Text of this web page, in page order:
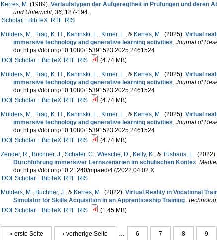
Kerres, M . (1989). Verlaufstypen der Aufgeregtheit in Prü­fungen und de­ren
und Unterricht, 36, 187-194.
Scholar |
BibTeX RTF RIS
Mulders, M., Träg, K. H., Kaninski, L., Kirner, L., & Kerres, M.. (2025). Virtual
immersive technology and generative learning activities. Journal of
doi:https://doi.org/10.1080/15391523.2025.2461524
DOI Scholar | BibTeX RTF RIS
(4.74 MB)
Mulders, M., Träg, K. H., Kaninski, L., Kirner, L., & Kerres, M.. (2025). Virtual
immersive technology and generative learning activities. Journal of
doi:https://doi.org/10.1080/15391523.2025.2461524
DOI Scholar | BibTeX RTF RIS
(4.74 MB)
Mulders, M., Träg, K. H., Kaninski, L., Kirner, L., & Kerres, M.. (2025). Virtual
immersive technology and generative learning activities. Journal of
doi:https://doi.org/10.1080/15391523.2025.2461524
DOI Scholar | BibTeX RTF RIS
(4.74 MB)
Zender, R., Buchner, J., Schäfer, C., Wiesche, D., Kelly, K., & Tüshaus, L.. (2022).
Durchführung immersiver Lernszenarien im schulischen Kontex.
doi:https://doi.org/10.21240/mpaed/47/2022.04.02.X
DOI Scholar | BibTeX RTF RIS
Mulders, M., Buchner, J., & Kerres, M.. (2022). Virtual Reality in Vocational
Simulator for Skills Acquisition in an Apprenticeship Training.
DOI Scholar | BibTeX RTF RIS (1.45 MB)
« erste Seite ‹ vorherige Seite … 6 7 8 9